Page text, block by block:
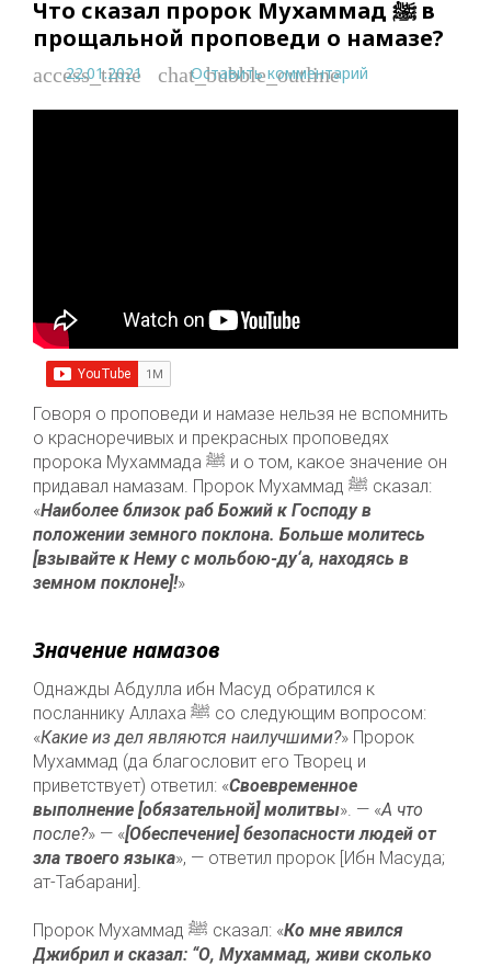
Что сказал пророк Мухаммад ﷺ в
прощальной проповеди о намазе?
access_time
22.01.2021 chat_bubble_outline
Оставить комментарий
Говоря о проповеди и намазе нельзя не вспомнить
о красноречивых и прекрасных проповедях
пророка Мухаммада ﷺ и о том, какое значение он
придавал намазам. Пророк Мухаммад ﷺ сказал:
«Наиболее близок раб Божий к Господу в
положении земного поклона. Больше молитесь
[взывайте к Нему с мольбою-ду‘а, находясь в
земном поклоне]!»
Значение намазов
Однажды Абдулла ибн Масуд обратился к
посланнику Аллаха ﷺ со следующим вопросом:
«Какие из дел являются наилучшими?» Пророк
Мухаммад (да благословит его Творец и
приветствует) ответил: «Своевременное
выполнение [обязательной] молитвы». — «А что
после?» — «[Обеспечение] безопасности людей от
зла твоего языка», — ответил пророк [Ибн Масуда;
ат-Табарани].
Пророк Мухаммад ﷺ сказал: «Ко мне явился
Джибрил и сказал: “О, Мухаммад, живи сколько